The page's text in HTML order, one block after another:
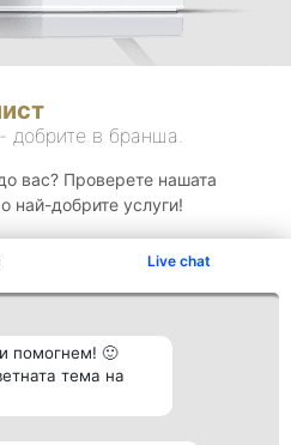
Live chat
помогнем! 🙂
тема на
добрите в бранша.
вас? Проверете нашата
най-добрите услуги!